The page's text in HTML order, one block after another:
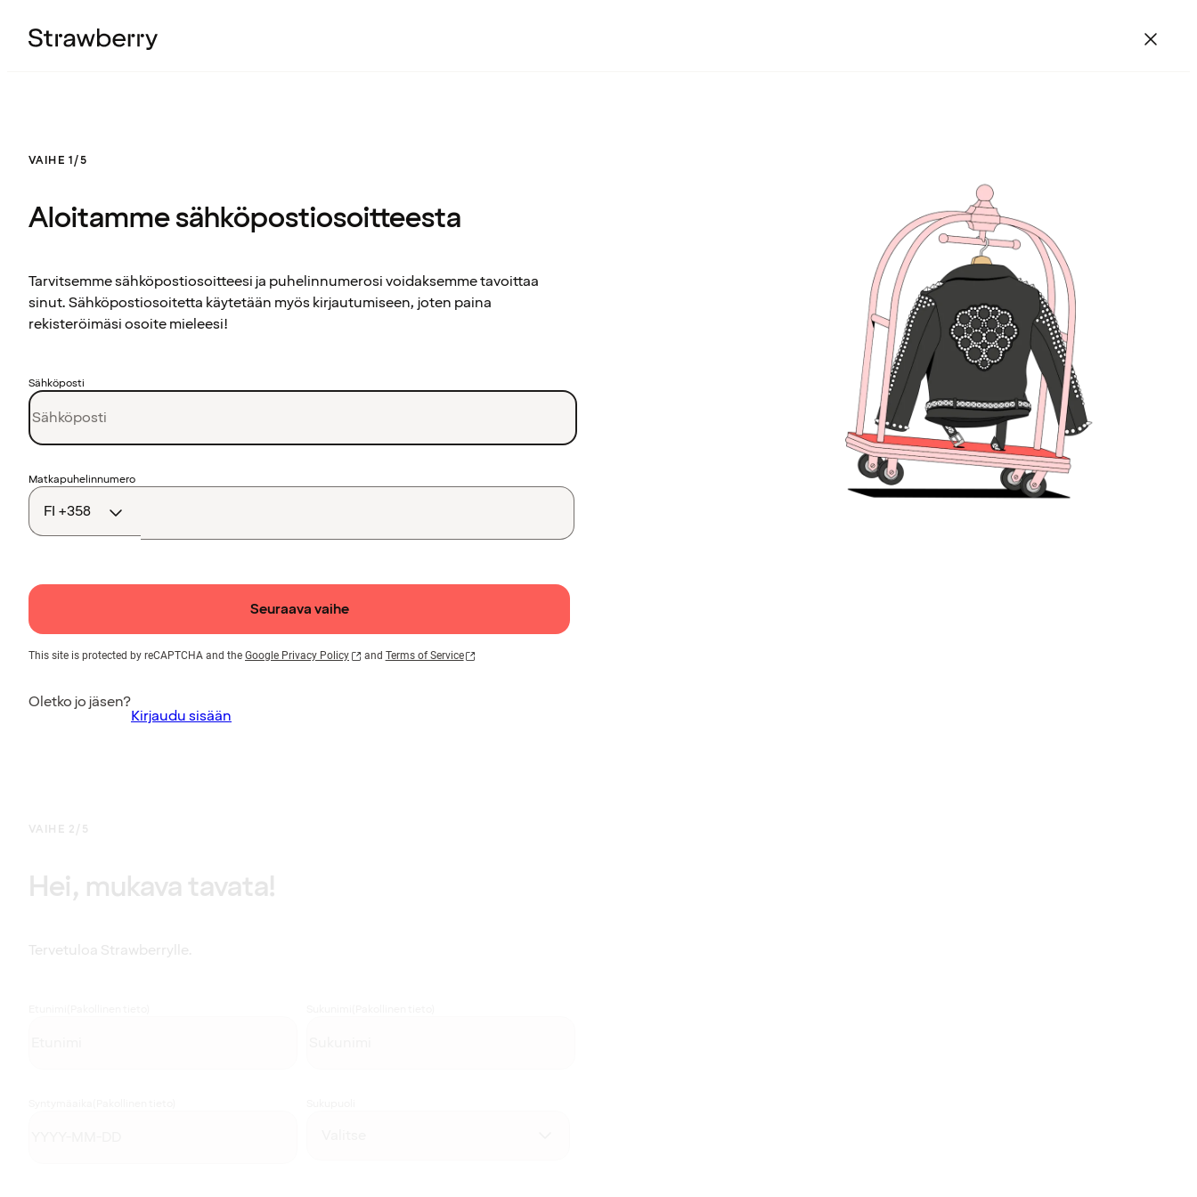
VAIHE 1/5
Aloitamme sähköpostiosoitteesta
Tarvitsemme sähköpostiosoitteesi ja puhelinnumerosi voidaksemme tavoittaa
sinut. Sähköpostiosoitetta käytetään myös kirjautumiseen, joten paina
rekisteröimäsi osoite mieleesi!
Sähköposti
Maakoodi
Matkapuhelinnumero
Seuraava vaihe
This site is protected by reCAPTCHA and the Google Privacy Policy and Terms of Service
Oletko jo jäsen?
Kirjaudu sisään
VAIHE 2/5
Hei, mukava tavata!
Tervetuloa Strawberrylle.